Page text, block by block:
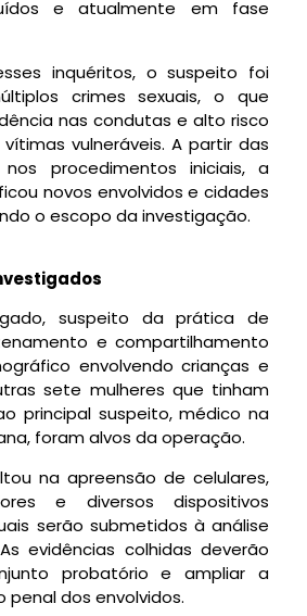
e atualmente em fase
inquéritos, o suspeito foi
crimes sexuais, o que
nas condutas e alto risco
vulneráveis. A partir das
procedimentos iniciais, a
novos envolvidos e cidades
o escopo da investigação.
suspeito da prática de
e compartilhamento
envolvendo crianças e
sete mulheres que tinham
principal suspeito, médico na
foram alvos da operação.
na apreensão de celulares,
e diversos dispositivos
serão submetidos à análise
evidências colhidas deverão
probatório e ampliar a
penal dos envolvidos.